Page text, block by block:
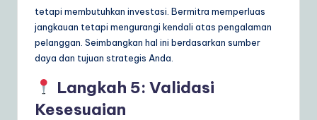
tetapi membutuhkan investasi. Bermitra memperluas
jangkauan tetapi mengurangi kendali atas pengalaman
pelanggan. Seimbangkan hal ini berdasarkan sumber
daya dan tujuan strategis Anda.
Langkah 5: Validasi
Kesesuaian